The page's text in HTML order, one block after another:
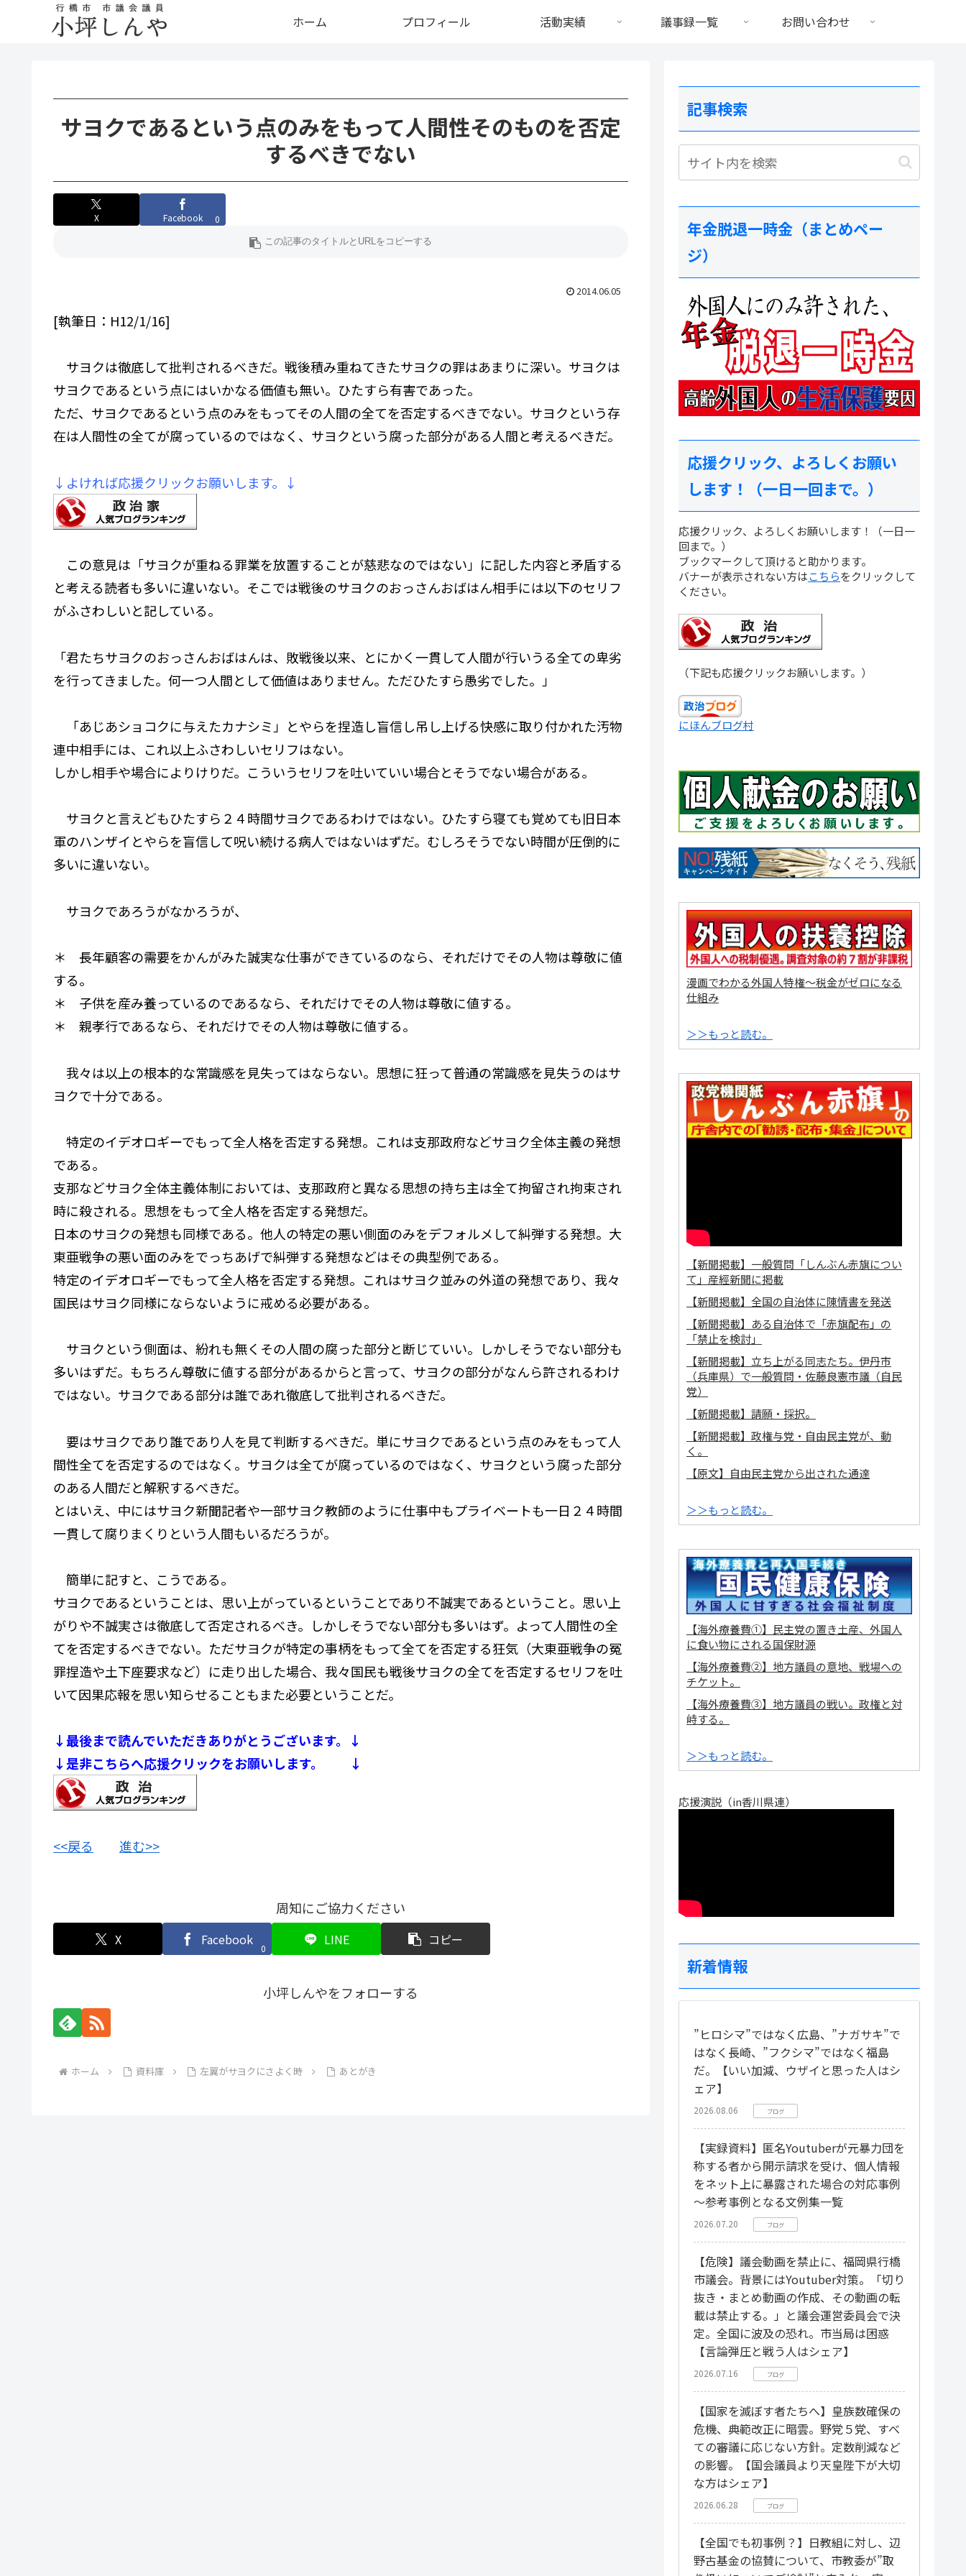
ホーム プロフィール 活動実績 議事録一覧 お問い合わせ
サヨクであるという点のみをもって人間性そのものを否定
するべきでない
X Facebook 0
2014.06.05
[執筆日：H12/1/16]
サヨクは徹底して批判されるべきだ。戦後積み重ねてきたサヨクの罪はあまりに深い。サヨクは
サヨクであるという点にはいかなる価値も無い。ひたすら有害であった。
ただ、サヨクであるという点のみをもってその人間の全てを否定するべきでない。サヨクという存
在は人間性の全てが腐っているのではなく、サヨクという腐った部分がある人間と考えるべきだ。
↓よければ応援クリックお願いします。↓
この意見は「サヨクが重ねる罪業を放置することが慈悲なのではない」に記した内容と矛盾する
と考える読者も多いに違いない。そこでは戦後のサヨクのおっさんおばはん相手には以下のセリフ
がふさわしいと記している。
「君たちサヨクのおっさんおばはんは、敗戦後以来、とにかく一貫して人間が行いうる全ての卑劣
を行ってきました。何一つ人間として価値はありません。ただひたすら愚劣でした。」
「あじあショコクに与えたカナシミ」とやらを捏造し盲信し吊し上げる快感に取り付かれた汚物
連中相手には、これ以上ふさわしいセリフはない。
しかし相手や場合によりけりだ。こういうセリフを吐いていい場合とそうでない場合がある。
サヨクと言えどもひたすら２４時間サヨクであるわけではない。ひたすら寝ても覚めても旧日本
軍のハンザイとやらを盲信して呪い続ける病人ではないはずだ。むしろそうでない時間が圧倒的に
多いに違いない。
サヨクであろうがなかろうが、
＊ 長年顧客の需要をかんがみた誠実な仕事ができているのなら、それだけでその人物は尊敬に値
する。
＊ 子供を産み養っているのであるなら、それだけでその人物は尊敬に値する。
＊ 親孝行であるなら、それだけでその人物は尊敬に値する。
我々は以上の根本的な常識感を見失ってはならない。思想に狂って普通の常識感を見失うのはサ
ヨクで十分である。
特定のイデオロギーでもって全人格を否定する発想。これは支那政府などサヨク全体主義の発想
である。
支那などサヨク全体主義体制においては、支那政府と異なる思想の持ち主は全て拘留され拘束され
時に殺される。思想をもって全人格を否定する発想だ。
日本のサヨクの発想も同様である。他人の特定の悪い側面のみをデフォルメして糾弾する発想。大
東亜戦争の悪い面のみをでっちあげで糾弾する発想などはその典型例である。
特定のイデオロギーでもって全人格を否定する発想。これはサヨク並みの外道の発想であり、我々
国民はサヨク同様にならないように戒める必要がある。
サヨクという側面は、紛れも無くその人間の腐った部分と断じていい。しかしそうでない部分も
多いはずだ。もちろん尊敬に値する部分があるからと言って、サヨクの部分がなんら許されるわけ
ではない。サヨクである部分は誰であれ徹底して批判されるべきだ。
要はサヨクであり誰であり人を見て判断するべきだ。単にサヨクであるという点のみをもって人
間性全てを否定するのではなく。サヨクは全てが腐っているのではなく、サヨクという腐った部分
のある人間だと解釈するべきだ。
とはいえ、中にはサヨク新聞記者や一部サヨク教師のように仕事中もプライベートも一日２４時間
一貫して腐りまくりという人間もいるだろうが。
簡単に記すと、こうである。
サヨクであるということは、思い上がっているということであり不誠実であるということ。思い上
がりや不誠実さは徹底して否定されるべき。しかしそうでない部分も多いはず。よって人間性の全
てを否定するべきでない。ただサヨクが特定の事柄をもって全てを否定する狂気（大東亜戦争の冤
罪捏造や土下座要求など）に走り出した場合、我々国民も戦後サヨクの全てを否定するセリフを吐
いて因果応報を思い知らせることもまた必要ということだ。
↓最後まで読んでいただきありがとうございます。↓
↓是非こちらへ応援クリックをお願いします。 ↓
<<戻る 進む>>
周知にご協力ください
X Facebook
0
LINE コピー
小坪しんやをフォローする
ホーム 資料庫 左翼がサヨクにさよく時 あとがき
記事検索
年金脱退一時金（まとめペー
ジ）
応援クリック、よろしくお願い
します！（一日一回まで。）
応援クリック、よろしくお願いします！（一日一
回まで。）
ブックマークして頂けると助かります。
バナーが表示されない方はこちらをクリックして
ください。
（下記も応援クリックお願いします。）
にほんブログ村
漫画でわかる外国人特権～税金がゼロになる
仕組み
＞＞もっと読む。
【新聞掲載】一般質問「しんぶん赤旗につい
て」産經新聞に掲載
【新聞掲載】全国の自治体に陳情書を発送
【新聞掲載】ある自治体で「赤旗配布」の
「禁止を検討」
【新聞掲載】立ち上がる同志たち。伊丹市
（兵庫県）で一般質問・佐藤良憲市議（自民
党）
【新聞掲載】請願・採択。
【新聞掲載】政権与党・自由民主党が、動
く。
【原文】自由民主党から出された通達
＞＞もっと読む。
【海外療養費①】民主党の置き土産、外国人
に食い物にされる国保財源
【海外療養費②】地方議員の意地、戦場への
チケット。
【海外療養費③】地方議員の戦い。政権と対
峙する。
＞＞もっと読む。
応援演説（in香川県連）
新着情報
”ヒロシマ”ではなく広島、”ナガサキ”で
はなく長崎、”フクシマ”ではなく福島
だ。【いい加減、ウザイと思った人はシ
ェア】
2026.08.06 ブログ
【実録資料】匿名Youtuberが元暴力団を
称する者から開示請求を受け、個人情報
をネット上に暴露された場合の対応事例
～参考事例となる文例集一覧
2026.07.20 ブログ
【危険】議会動画を禁止に、福岡県行橋
市議会。背景にはYoutuber対策。「切り
抜き・まとめ動画の作成、その動画の転
載は禁止する。」と議会運営委員会で決
定。全国に波及の恐れ。市当局は困惑
【言論弾圧と戦う人はシェア】
2026.07.16 ブログ
【国家を滅ぼす者たちへ】皇族数確保の
危機、典範改正に暗雲。野党５党、すべ
ての審議に応じない方針。定数削減など
の影響。【国会議員より天皇陛下が大切
な方はシェア】
2026.06.28 ブログ
【全国でも初事例？】日教組に対し、辺
野古基金の協賛について、市教委が”取